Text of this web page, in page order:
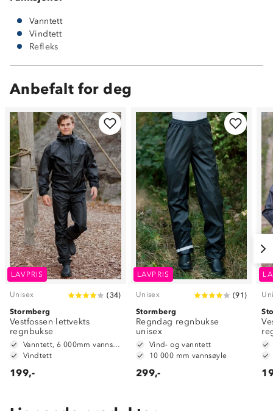
Vanntett
Vindtett
Refleks
Anbefalt for deg
LAVPRIS
Unisex (34)
Stormberg
Vestfossen lettvekts
regnbukse
Vindtett
199,-
LAVPRIS
Unisex (91 )
Stormberg
Regndag regnbukse
unisex
Vind- og vanntett
10 000 mm vannsøyle
299,-